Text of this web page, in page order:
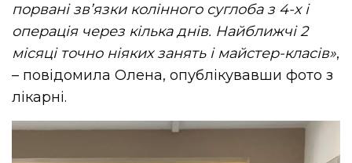
порвані звʼязки колінного суглоба з 4-х і
операція через кілька днів. Найближчі 2
місяці точно ніяких занять і майстер-класів»,
– повідомила Олена, опублікувавши фото з
лікарні.